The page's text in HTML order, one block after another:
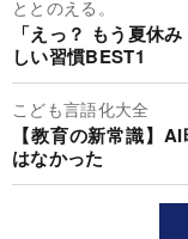
ととのえる。
「えっ？ もう夏休
しい習慣BEST1
こども言語化大全
【教育の新常識】
はなかった